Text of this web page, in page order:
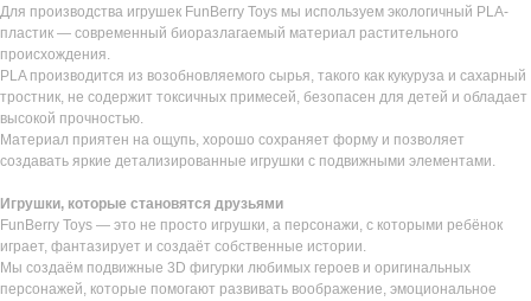
Для производства игрушек FunBerry Toys мы используем экологичный PLA-
пластик — современный биоразлагаемый материал растительного
происхождения.
PLA производится из возобновляемого сырья, такого как кукуруза и сахарный
тростник, не содержит токсичных примесей, безопасен для детей и обладает
высокой прочностью.
Материал приятен на ощупь, хорошо сохраняет форму и позволяет
создавать яркие детализированные игрушки с подвижными элементами.
Игрушки, которые становятся друзьями
FunBerry Toys — это не просто игрушки, а персонажи, с которыми ребёнок
играет, фантазирует и создаёт собственные истории.
Мы создаём подвижные 3D фигурки любимых героев и оригинальных
персонажей, которые помогают развивать воображение, эмоциональное